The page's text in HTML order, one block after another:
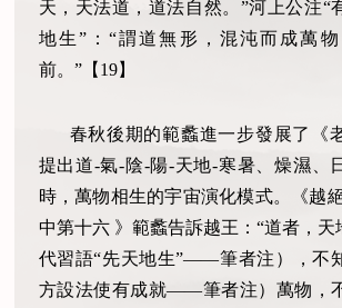
天，天法道，道法自然。”河上公注“
地生”：“謂道無形，混沌而成萬
前。”【 19】
春秋後期的範蠡進一步發展了《
提出道-氣-陰-陽-天地-寒暑、燥濕、
時，萬物相生的宇宙演化模式。《越
中第十六 》範蠡告訴越王 ：“道者，
代習語“先天地生”——筆者注），不
方設法使有成就——筆者注）萬物，